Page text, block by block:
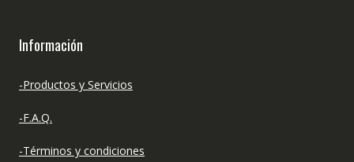
Información
-Productos y Servicios
-F.A.Q.
-Términos y condiciones